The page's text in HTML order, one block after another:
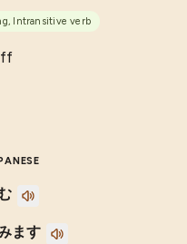
Intransitive verb
ます